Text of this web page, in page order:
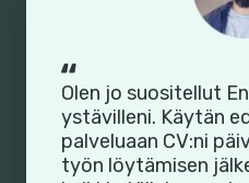
Olen jo suositellut
ystävilleni. Käytän
palveluaan CV:ni
työn löytämisen